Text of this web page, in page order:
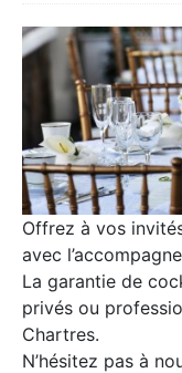
Offrez à vos
avec
La garantie de
privés ou
Chartres.
N’hésitez pas à